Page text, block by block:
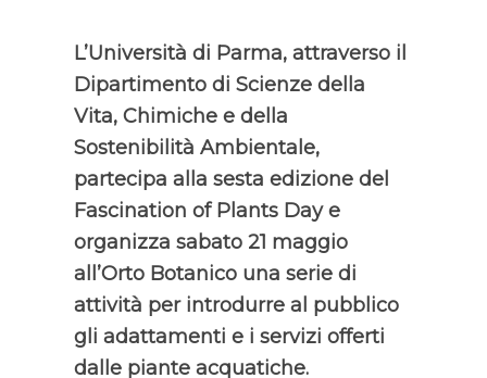
L’Università di Parma, attraverso il
Dipartimento di Scienze della
Vita, Chimiche e della
Sostenibilità Ambientale,
partecipa alla sesta edizione del
Fascination of Plants Day e
organizza sabato 21 maggio
all’Orto Botanico una serie di
attività per introdurre al pubblico
gli adattamenti e i servizi offerti
dalle piante acquatiche.